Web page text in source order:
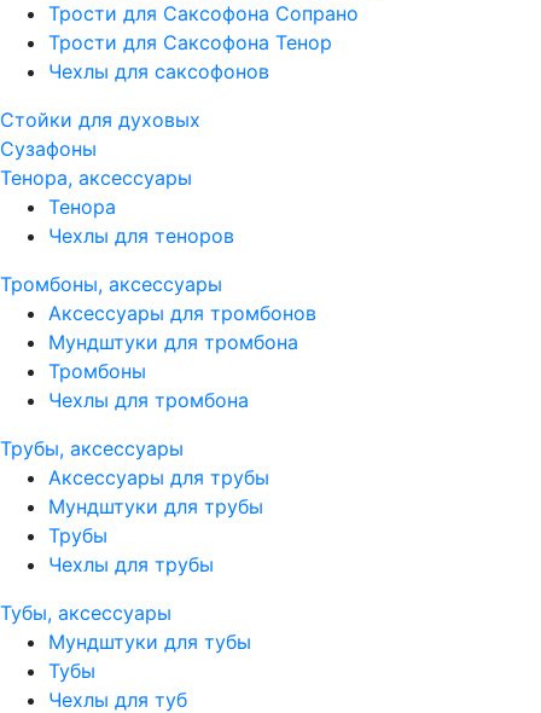
Трости для Саксофона Сопрано
Трости для Саксофона Тенор
Чехлы для саксофонов
Стойки для духовых
Сузафоны
Тенора, аксессуары
Тенора
Чехлы для теноров
Тромбоны, аксессуары
Аксессуары для тромбонов
Мундштуки для тромбона
Тромбоны
Чехлы для тромбона
Трубы, аксессуары
Аксессуары для трубы
Мундштуки для трубы
Трубы
Чехлы для трубы
Тубы, аксессуары
Мундштуки для тубы
Тубы
Чехлы для туб